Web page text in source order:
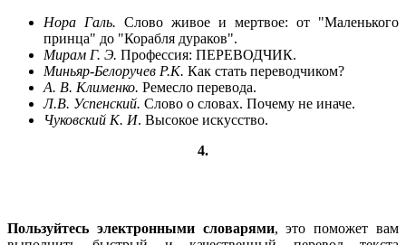
Нора Галь. Слово живое и мертвое: от "Маленького
принца" до "Корабля дураков".
Мирам Г. Э. Профессия: ПЕРЕВОДЧИК.
Миньяр-Белоручев Р.К. Как стать переводчиком?
А. В. Клименко. Ремесло перевода.
Л.В. Успенский. Слово о словах. Почему не иначе.
Чуковский К. И. Высокое искусство.
4.
Пользуйтесь электронными словарями, это поможет вам